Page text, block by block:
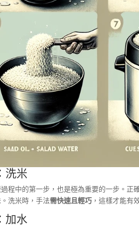
洗米
程中的第一步，也是極為重要的一步。
洗米時，手法需快速且輕巧 ，這樣才能有
加水